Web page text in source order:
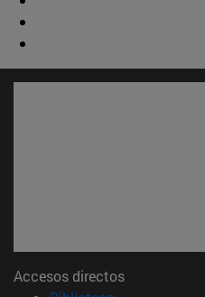
Accesos directos